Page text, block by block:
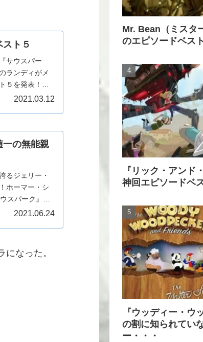
スト５
サウスパー
ランディがメ
５を発表！た
2021.03.12
一の無能親
るジェリー・
ホーマー・シ
パーク』リ
2021.06.24
なった。
Mr. Bean（ミスタ
のエピソードベス
『リック・アンド
神回エピソードベ
『ウッディー・ウ
の割に知られてい
ー・・・